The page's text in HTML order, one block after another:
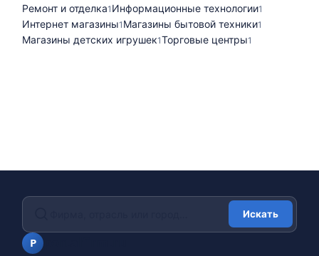
Ремонт и отделка1 Информационные технологии1
Интернет магазины1 Магазины бытовой техники1
Магазины детских игрушек1Торговые центры1
P
Искать